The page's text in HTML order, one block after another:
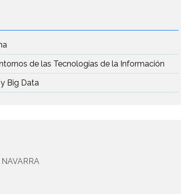
de las Tecnologías de la Información
Big Data